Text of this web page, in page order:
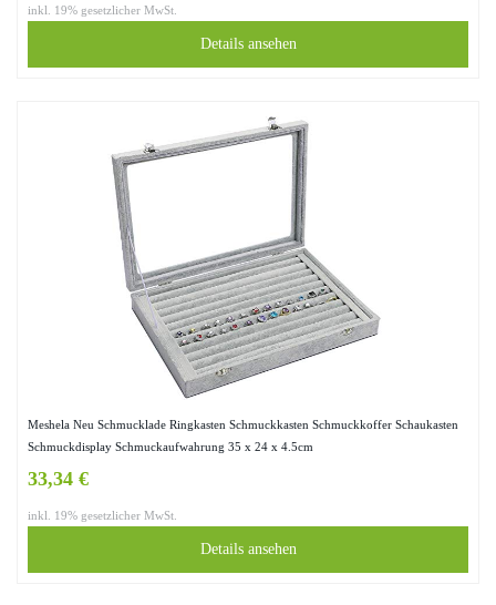
inkl. 19% gesetzlicher MwSt.
Details ansehen
Meshela Neu Schmucklade Ringkasten Schmuckkasten Schmuckkoffer Schaukasten
Schmuckdisplay Schmuckaufwahrung 35 x 24 x 4.5cm
33,34 €
inkl. 19% gesetzlicher MwSt.
Details ansehen